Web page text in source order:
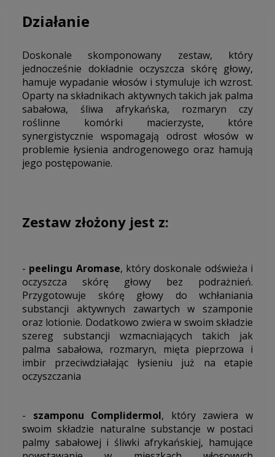
Działanie
Doskonale skomponowany zestaw, który
jednocześnie dokładnie oczyszcza skórę głowy,
hamuje wypadanie włosów i stymuluje ich wzrost.
Oparty na składnikach aktywnych takich jak palma
sabałowa, śliwa afrykańska, rozmaryn czy
roślinne komórki macierzyste, które
synergistycznie wspomagają odrost włosów w
problemie łysienia androgenowego oraz hamują
jego postępowanie.
Zestaw złożony jest z:
- peelingu Aromase, który doskonale odświeża i
oczyszcza skórę głowy bez podrażnień.
Przygotowuje skórę głowy do wchłaniania
substancji aktywnych zawartych w szamponie
oraz lotionie. Dodatkowo zwiera w swoim składzie
szereg substancji wzmacniających takich jak
palma sabałowa, rozmaryn, mięta pieprzowa i
imbir przeciwdziałając łysieniu już na etapie
oczyszczania
- szamponu Complidermol, który zawiera w
swoim składzie naturalne substancje w postaci
palmy sabałowej i śliwki afrykańskiej, hamujące